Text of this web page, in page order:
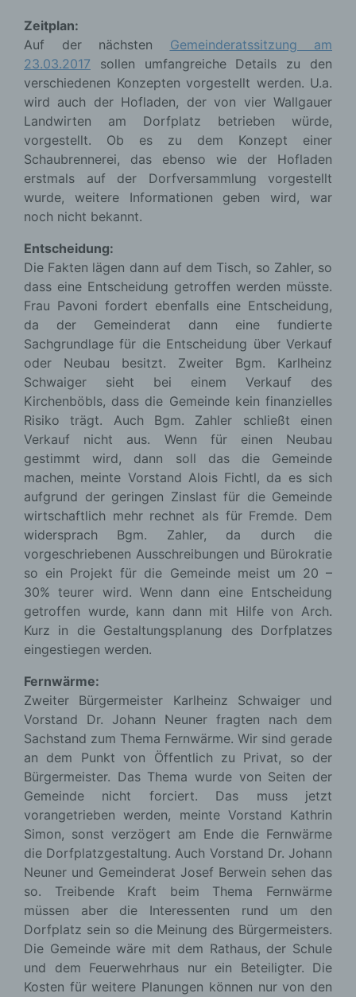
Zeitplan:
Auf der nächsten Gemeinderatssitzung am
23.03.2017 sollen umfangreiche Details zu den
verschiedenen Konzepten vorgestellt werden. U.a.
wird auch der Hofladen, der von vier Wallgauer
Landwirten am Dorfplatz betrieben würde,
vorgestellt. Ob es zu dem Konzept einer
Schaubrennerei, das ebenso wie der Hofladen
erstmals auf der Dorfversammlung vorgestellt
wurde, weitere Informationen geben wird, war
noch nicht bekannt.
Entscheidung:
Die Fakten lägen dann auf dem Tisch, so Zahler, so
dass eine Entscheidung getroffen werden müsste.
Frau Pavoni fordert ebenfalls eine Entscheidung,
da der Gemeinderat dann eine fundierte
Sachgrundlage für die Entscheidung über Verkauf
oder Neubau besitzt. Zweiter Bgm. Karlheinz
Schwaiger sieht bei einem Verkauf des
Kirchenböbls, dass die Gemeinde kein finanzielles
Risiko trägt. Auch Bgm. Zahler schließt einen
Verkauf nicht aus. Wenn für einen Neubau
gestimmt wird, dann soll das die Gemeinde
machen, meinte Vorstand Alois Fichtl, da es sich
aufgrund der geringen Zinslast für die Gemeinde
wirtschaftlich mehr rechnet als für Fremde. Dem
widersprach Bgm. Zahler, da durch die
vorgeschriebenen Ausschreibungen und Bürokratie
so ein Projekt für die Gemeinde meist um 20 –
30% teurer wird. Wenn dann eine Entscheidung
getroffen wurde, kann dann mit Hilfe von Arch.
Kurz in die Gestaltungsplanung des Dorfplatzes
eingestiegen werden.
Fernwärme:
Zweiter Bürgermeister Karlheinz Schwaiger und
Vorstand Dr. Johann Neuner fragten nach dem
Sachstand zum Thema Fernwärme. Wir sind gerade
an dem Punkt von Öffentlich zu Privat, so der
Bürgermeister. Das Thema wurde von Seiten der
Gemeinde nicht forciert. Das muss jetzt
vorangetrieben werden, meinte Vorstand Kathrin
Simon, sonst verzögert am Ende die Fernwärme
die Dorfplatzgestaltung. Auch Vorstand Dr. Johann
Neuner und Gemeinderat Josef Berwein sehen das
so. Treibende Kraft beim Thema Fernwärme
müssen aber die Interessenten rund um den
Dorfplatz sein so die Meinung des Bürgermeisters.
Die Gemeinde wäre mit dem Rathaus, der Schule
und dem Feuerwehrhaus nur ein Beteiligter. Die
Kosten für weitere Planungen können nur von den